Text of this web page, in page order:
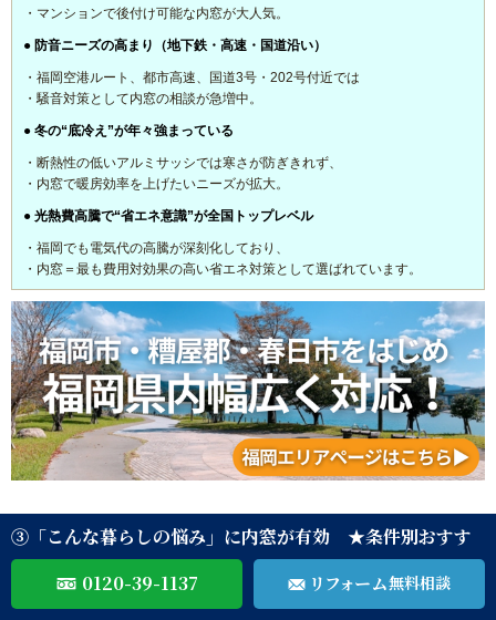
・マンションで後付け可能な内窓が大人気。
● 防音ニーズの高まり（地下鉄・高速・国道沿い）
・福岡空港ルート、都市高速、国道3号・202号付近では
・騒音対策として内窓の相談が急増中。
● 冬の“底冷え”が年々強まっている
・断熱性の低いアルミサッシでは寒さが防ぎきれず、
・内窓で暖房効率を上げたいニーズが拡大。
● 光熱費高騰で“省エネ意識”が全国トップレベル
・福岡でも電気代の高騰が深刻化しており、
・内窓＝最も費用対効果の高い省エネ対策として選ばれています。
③「こんな暮らしの悩み」に内窓が有効 ★条件別おすす
め用途
窓のお悩み、こんな症状ありませんか？
0120-39-1137 リフォーム無料相談